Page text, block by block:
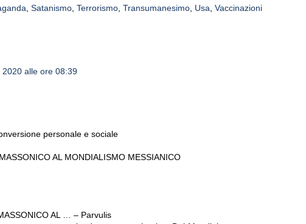
Satanismo, Terrorismo, Transumanesimo, Usa Vaccinazioni
2020 alle ore 08:39
personale e sociale
AL MONDIALISMO MESSIANICO
AL … – Parvulis